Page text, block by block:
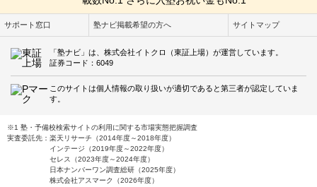
サポート窓口 塾ナビ掲載希望の方へ サイトマップ
「塾ナビ」は、株式会社イトクロ（東証上場）が運営しています。
証券コード：6049
このサイトは個人情報の取り扱いが適切であると第三者が認定していま
す。
※1 塾・予備校検索サイトの利用に関する市場実態把握調査
実査委託先：楽天リサーチ（2014年度～2018年度）
インテージ（2019年度～2022年度）
セレス（2023年度～2024年度）
日本ナンバーワン調査総研（2025年度）
株式会社アスマーク（2026年度）